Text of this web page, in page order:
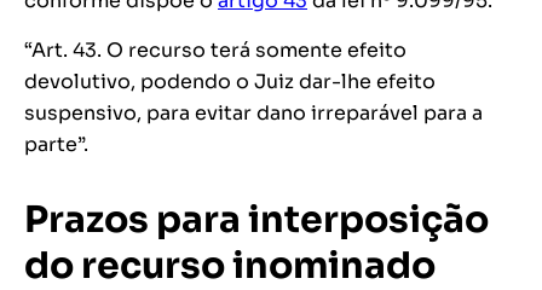
“Art. 43. O recurso terá somente efeito
devolutivo, podendo o Juiz dar-lhe efeito
suspensivo, para evitar dano irreparável para a
parte”.
Prazos para interposição
do recurso inominado